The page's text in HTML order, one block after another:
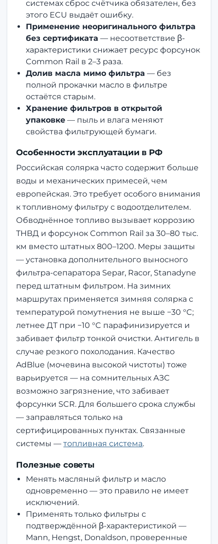
системах сброс счётчика обязателен, без
этого ECU выдаёт ошибку.
Применение неоригинального фильтра
без сертификата — несоответствие β-
характеристики снижает ресурс форсунок
Common Rail в 2–3 раза.
Долив масла мимо фильтра — без
полной прокачки масло в фильтре
остаётся старым.
Хранение фильтров в открытой
упаковке— пыль и влага меняют
свойства фильтрующей бумаги.
Особенности эксплуатации в РФ
Российская солярка часто содержит больше
воды и механических примесей, чем
европейская. Это требует особого внимания
к топливному фильтру с водоотделителем.
Обводнённое топливо вызывает коррозию
ТНВД и форсунок Common Rail за 30–80 тыс.
км вместо штатных 800–1200. Меры защиты
— установка дополнительного выносного
фильтра-сепаратора Separ, Racor, Stanadyne
перед штатным фильтром. На зимних
маршрутах применяется зимняя солярка с
температурой помутнения не выше −30 °C;
летнее ДТ при −10 °C парафинизируется и
забивает фильтр тонкой очистки. Антигель в
случае резкого похолодания. Качество
AdBlue (мочевина высокой чистоты) тоже
варьируется — на сомнительных АЗС
возможно загрязнение, что забивает
форсунки SCR. Для большего срока службы
— заправляться только на
сертифицированных пунктах. Связанные
системы —топливная система.
Полезные советы
Менять масляный фильтр и масло
одновременно — это правило не имеет
исключений.
Применять только фильтры с
подтверждённой β-характеристикой —
Mann, Hengst, Donaldson, проверенные